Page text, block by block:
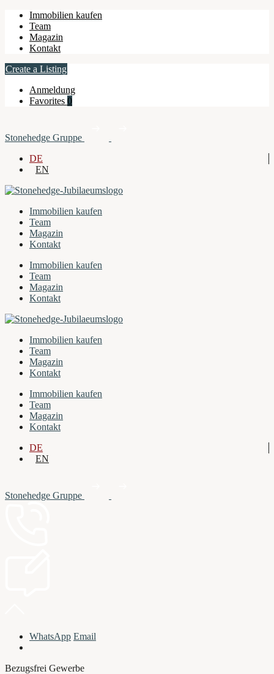
Immobilien kaufen
Team
Magazin
Kontakt
Create a Listing
Anmeldung
Favorites 0
Stonehedge Gruppe
DE
EN
Immobilien kaufen
Team
Magazin
Kontakt
Immobilien kaufen
Team
Magazin
Kontakt
Immobilien kaufen
Team
Magazin
Kontakt
Immobilien kaufen
Team
Magazin
Kontakt
DE
EN
Stonehedge Gruppe
WhatsApp Email
Bezugsfrei Gewerbe